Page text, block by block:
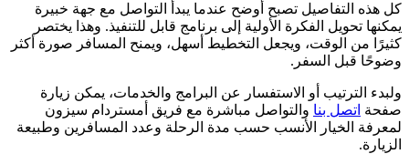
كل هذه التفاصيل تصبح أوضح عندما يبدأ التواصل مع جهة خبيرة
يمكنها تحويل الفكرة الأولية إلى برنامج قابل للتنفيذ. وهذا يختصر
كثيرًا من الوقت، ويجعل التخطيط أسهل، ويمنح المسافر صورة أكثر
وضوحًا قبل السفر.
ولبدء الترتيب أو الاستفسار عن البرامج والخدمات، يمكن زيارة
صفحة اتصل بنا والتواصل مباشرة مع فريق أمستردام سيزون
لمعرفة الخيار الأنسب حسب مدة الرحلة وعدد المسافرين وطبيعة
الزيارة.